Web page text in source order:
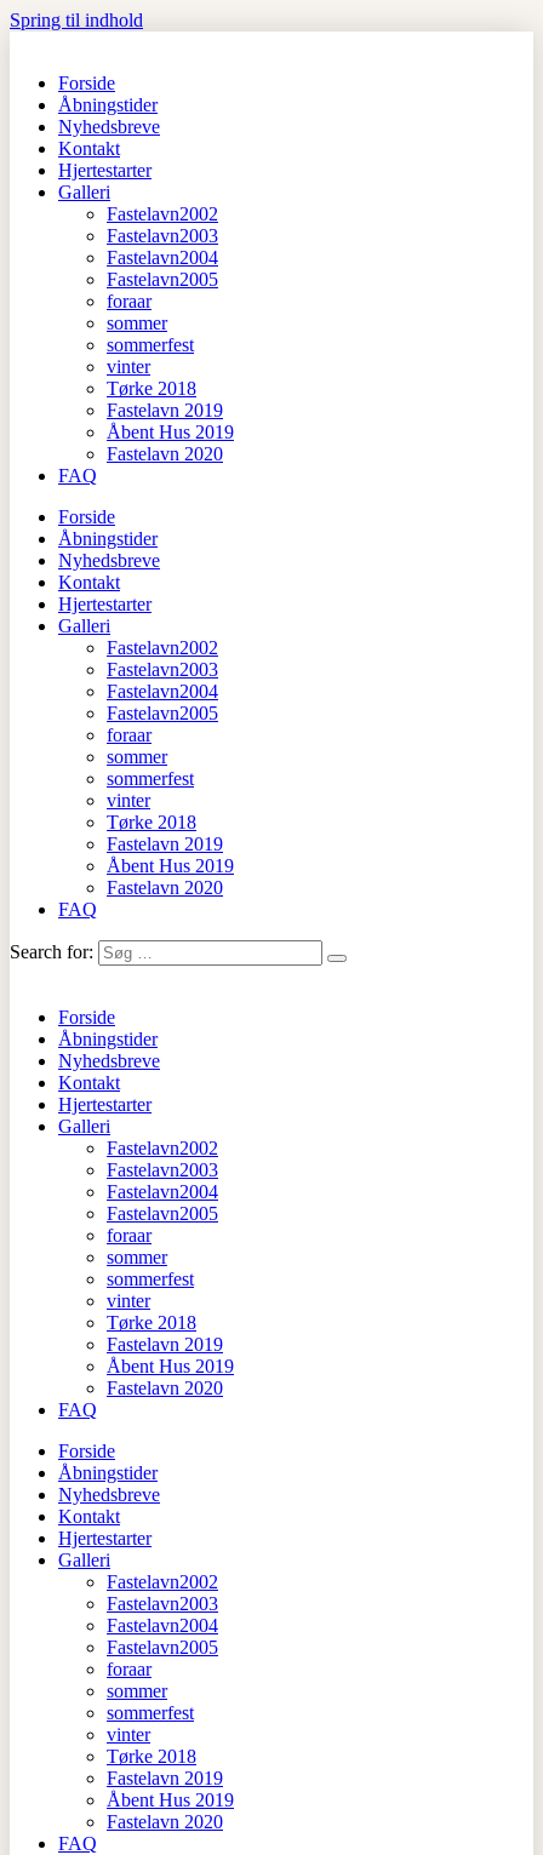
Spring til indhold
Forside
Åbningstider
Nyhedsbreve
Kontakt
Hjertestarter
Galleri
Fastelavn2002
Fastelavn2003
Fastelavn2004
Fastelavn2005
foraar
sommer
sommerfest
vinter
Tørke 2018
Fastelavn 2019
Åbent Hus 2019
Fastelavn 2020
FAQ
Forside
Åbningstider
Nyhedsbreve
Kontakt
Hjertestarter
Galleri
Fastelavn2002
Fastelavn2003
Fastelavn2004
Fastelavn2005
foraar
sommer
sommerfest
vinter
Tørke 2018
Fastelavn 2019
Åbent Hus 2019
Fastelavn 2020
FAQ
Search for:
Forside
Åbningstider
Nyhedsbreve
Kontakt
Hjertestarter
Galleri
Fastelavn2002
Fastelavn2003
Fastelavn2004
Fastelavn2005
foraar
sommer
sommerfest
vinter
Tørke 2018
Fastelavn 2019
Åbent Hus 2019
Fastelavn 2020
FAQ
Forside
Åbningstider
Nyhedsbreve
Kontakt
Hjertestarter
Galleri
Fastelavn2002
Fastelavn2003
Fastelavn2004
Fastelavn2005
foraar
sommer
sommerfest
vinter
Tørke 2018
Fastelavn 2019
Åbent Hus 2019
Fastelavn 2020
FAQ